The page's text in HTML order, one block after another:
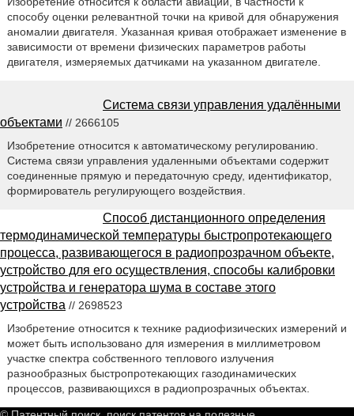
способу оценки релевантной точки на кривой для обнаружения
аномалии двигателя. Указанная кривая отображает изменение в
зависимости от времени физических параметров работы
двигателя, измеряемых датчиками на указанном двигателе.
Система связи управления удалёнными
объектами // 2666105
Изобретение относится к автоматическому регулированию.
Система связи управления удаленными объектами содержит
соединенные прямую и передаточную среду, идентификатор,
формирователь регулирующего воздействия.
Способ дистанционного определения
термодинамической температуры быстропротекающего
процесса, развивающегося в радиопрозрачном объекте,
устройство для его осуществления, способы калибровки
устройства и генератора шума в составе этого
устройства // 2698523
Изобретение относится к технике радиофизических измерений и
может быть использовано для измерения в миллиметровом
участке спектра собственного теплового излучения
разнообразных быстропротекающих газодинамических
процессов, развивающихся в радиопрозрачных объектах.